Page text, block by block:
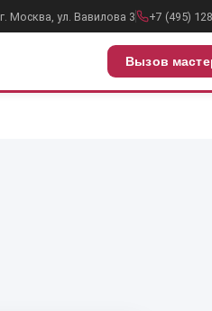
г. Москва, ул. Вавилова 3 +7 (495)
Вызов